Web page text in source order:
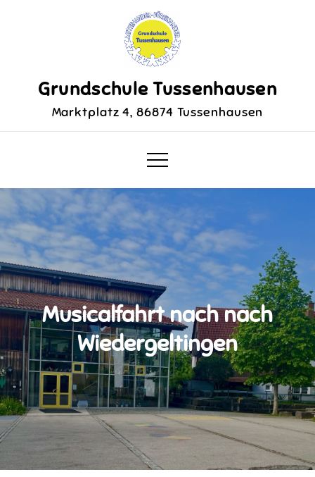
Grundschule Tussenhausen
Marktplatz 4, 86874 Tussenhausen
Musicalfahrt nach nach
Wiedergeltingen